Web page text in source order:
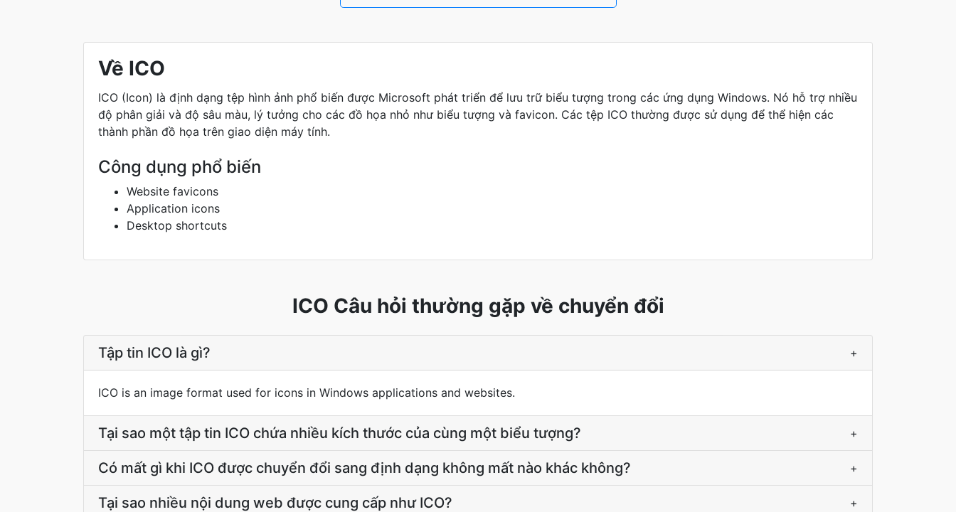
Về ICO
ICO (Icon) là định dạng tệp hình ảnh phổ biến được Microsoft phát triển để lưu trữ biểu tượng trong các ứng dụng Windows. Nó hỗ trợ nhiều
độ phân giải và độ sâu màu, lý tưởng cho các đồ họa nhỏ như biểu tượng và favicon. Các tệp ICO thường được sử dụng để thể hiện các
thành phần đồ họa trên giao diện máy tính.
Công dụng phổ biến
Website favicons
Application icons
Desktop shortcuts
ICO Câu hỏi thường gặp về chuyển đổi
Tập tin ICO là gì? +
ICO is an image format used for icons in Windows applications and websites.
Tại sao một tập tin ICO chứa nhiều kích thước của cùng một biểu tượng? +
Có mất gì khi ICO được chuyển đổi sang định dạng không mất nào khác không? +
Tại sao nhiều nội dung web được cung cấp như ICO? +